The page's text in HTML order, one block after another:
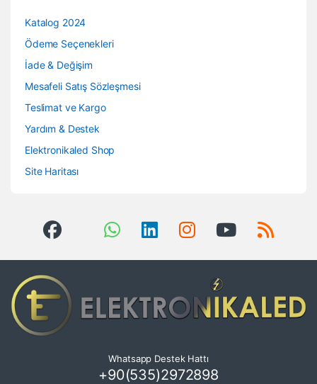
Katalog 2024
Ödeme Seçenekleri
İade & Değişim
Mesafeli Satış Sözleşmesi
Teslimat ve Kargo
Yardım & Destek
Elektronikaled Shop
Site Haritası
Whatsapp Destek Hattı
+90(535)2972898